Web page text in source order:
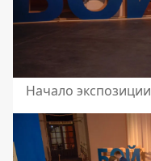
Начало экспозиции